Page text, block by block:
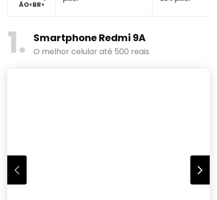
ÃO<BR>
1 Smartphone Redmi 9A
O melhor celular até 500 reais